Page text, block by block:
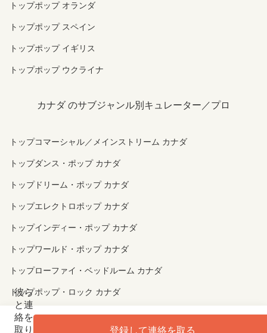
トップポップ オランダ
トップポップ スペイン
トップポップ イギリス
トップポップ ウクライナ
カナダ のサブジャンル別キュレーター／プロ
トップコマーシャル／メインストリーム カナダ
トップダンス・ポップ カナダ
トップドリーム・ポップ カナダ
トップエレクトロポップ カナダ
トップインディー・ポップ カナダ
トップワールド・ポップ カナダ
トップローファイ・ベッドルーム カナダ
トップポップ・ロック カナダ
トップポップ・ソウル カナダ
彼ら
と連
絡を
取り
登録して連絡を取る